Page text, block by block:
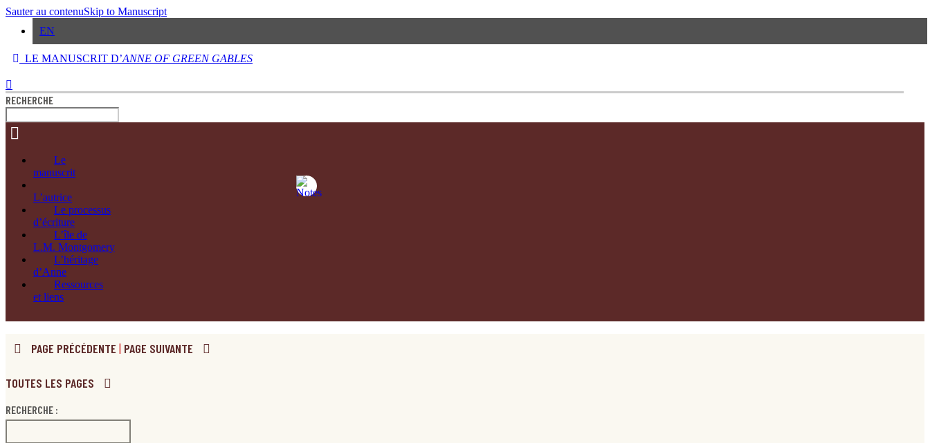
Sauter au contenuSkip to Manuscript
EN
LE MANUSCRIT D’ANNE OF GREEN GABLES
RECHERCHE
Le
manuscrit
L’autrice
Le processus
d’écriture
L’île de
L.M. Montgomery
L’héritage
d’Anne
Ressources
et liens
PAGE PRÉCÉDENTE | PAGE SUIVANTE
TOUTES LES PAGES
RECHERCHE :